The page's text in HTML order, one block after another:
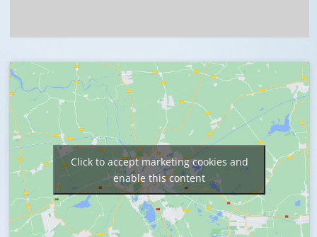
Click to accept marketing cookies and
enable this content